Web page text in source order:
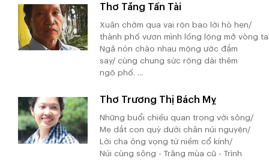
Thơ Tăng Tấn Tài
Xuân chớm qua vai rộn bao lời hò hẹn/
thành phố vươn mình lồng lộng mở vòng
Ngả nón chào nhau mộng ước đắm
say/ cùng chung sức rộng dài thêm
ngõ phố. ...
Thơ Trương Thị Bách Mỵ
Những buổi chiều quan trọng với sông/
Mẹ dắt con quỳ dưới chân núi nguyện/
Lời cha ông vọng từ niềm cổ kính/
Núi cùng sông - Trăng mùa cũ - Trình